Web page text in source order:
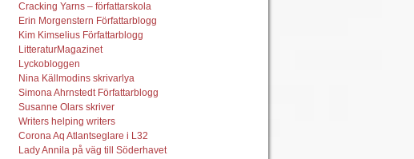
Cracking Yarns – författarskola
Erin Morgenstern Författarblogg
Kim Kimselius Författarblogg
LitteraturMagazinet
Lyckobloggen
Nina Källmodins skrivarlya
Simona Ahrnstedt Författarblogg
Susanne Olars skriver
Writers helping writers
Corona Aq Atlantseglare i L32
Lady Annila på väg till Söderhavet